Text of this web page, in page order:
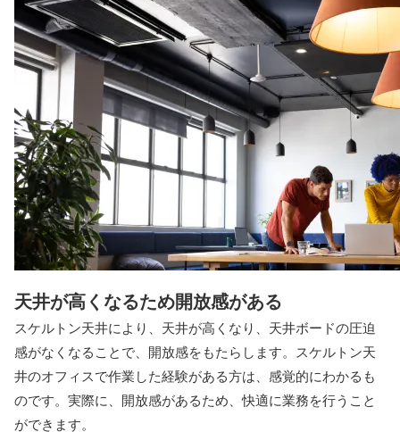
天井が高くなるため開放感がある
スケルトン天井により、天井が高くなり、天井ボードの圧迫
感がなくなることで、開放感をもたらします。スケルトン天
井のオフィスで作業した経験がある方は、感覚的にわかるも
のです。実際に、開放感があるため、快適に業務を行うこと
ができます。